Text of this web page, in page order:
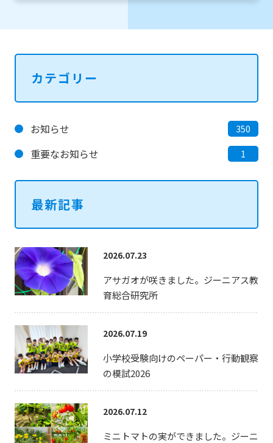
カテゴリー
お知らせ 350
重要なお知らせ 1
最新記事
2026.07.23
アサガオが咲きました。ジーニアス教
育総合研究所
2026.07.19
小学校受験向けのペーパー・行動観察
の模試2026
2026.07.12
ミニトマトの実ができました。ジーニ